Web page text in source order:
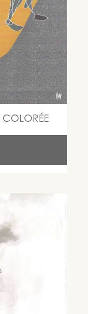
COLORÉE